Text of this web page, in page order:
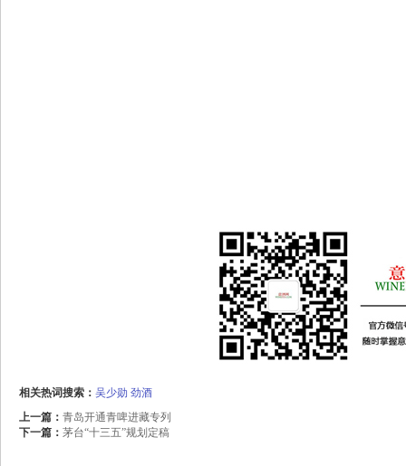
相关热词搜索： 吴少勋 劲酒
上一篇： 青岛开通青啤进藏专列
下一篇： 茅台“十三五”规划定稿